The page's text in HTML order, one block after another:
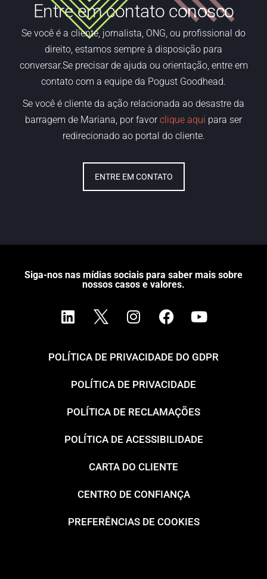
Entre em contato conosco
Se você é a cliente, jornalista, ONG ou profissional do
direito, estamos sempre à disposição para
conversar.Se precisar de ajuda ou orientação, entre em
contato com a equipe da Pogust Goodhead.
Se você é cliente da ação relacionada ao desastre da
barragem de Mariana, por favorclique aqui para ser
redirecionado ao portal do cliente.
ENTRE EM CONTATO
Siga-nos nas mídias sociais para saber mais sobre
nossos casos e valores.
POLÍTICA DE PRIVACIDADE DO GDPR
POLÍTICA DE PRIVACIDADE
POLÍTICA DE RECLAMAÇÕES
POLÍTICA DE ACESSIBILIDADE
CARTA DO CLIENTE
CENTRO DE CONFIANÇA
PREFERÊNCIAS DE COOKIES